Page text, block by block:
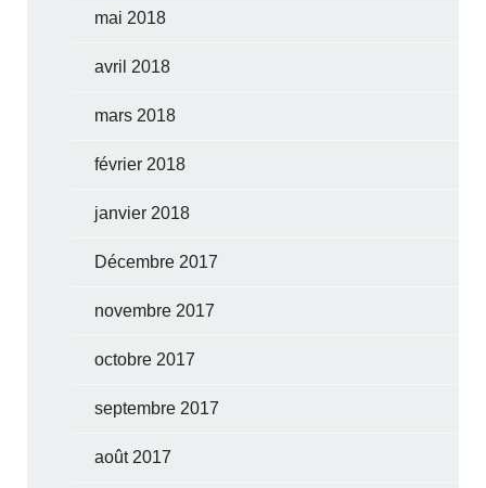
mai 2018
avril 2018
mars 2018
février 2018
janvier 2018
Décembre 2017
novembre 2017
octobre 2017
septembre 2017
août 2017